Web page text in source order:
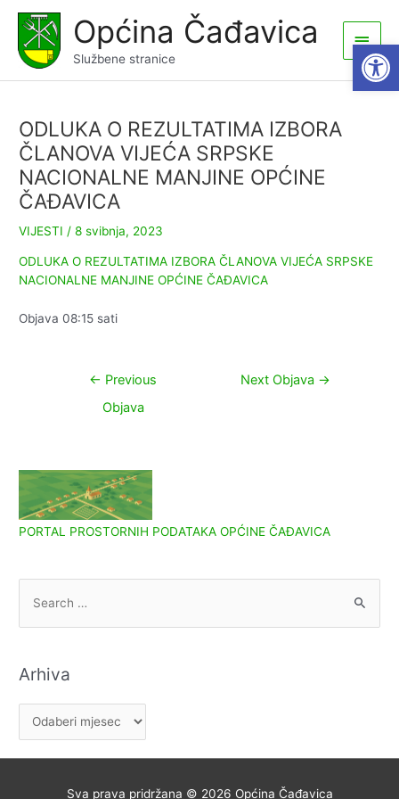
content
Općina Čađavica
Službene stranice
Main
Menu
ODLUKA O REZULTATIMA IZBORA
ČLANOVA VIJEĆA SRPSKE
NACIONALNE MANJINE OPĆINE
ČAĐAVICA
VIJESTI /8 svibnja, 2023
ODLUKA O REZULTATIMA IZBORA ČLANOVA VIJEĆA SRPSKE
NACIONALNE MANJINE OPĆINE ČAĐAVICA
Objava 08:15 sati
Navigacija
← Previous
Objava
Next Objava →
PORTAL PROSTORNIH PODATAKA OPĆINE ČAĐAVICA
c
h
o
Arhiva
r
h
Sva prava pridržana © 2026 Općina Čađavica